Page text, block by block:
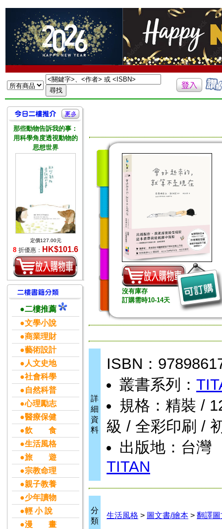
那些動物告訴我的事：
用科學角度透視動物的
思想世界
定價127.00元
8 折優惠： HK$101.6
●二樓推薦
●文學小說
●商業理財
●藝術設計
●人文史地
●社會科學
●自然科普
●心理勵志
●醫療保健
●飲 食
●生活風格
●旅 遊
●宗教命理
●親子教養
●少年讀物
●輕 小 說
●漫 畫
沒有庫存
訂購需時10-14天
詳
細
資
料
ISBN：
叢書系列：
規格：精裝 /
級 / 全彩印刷 /
出版地：台灣
TITAN
分
類
生活風格 > 圖文書/繪本 > 翻譯